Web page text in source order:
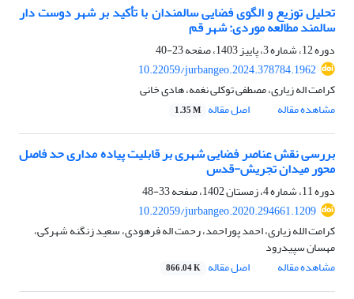
تحلیل توزیع و الگوی فضایی سالمندان با تأکید بر شهر دوست دار
سالمند مطالعه موردی: شهر قم
دوره 12، شماره 3، پاییز 1403، صفحه
23-40
10.22059/jurbangeo.2024.378784.1962
کرامت اله زیاری، مصطفی توکلی نغمه، هادی خانی
مشاهده مقاله
اصل مقاله 1.35 M
بررسی نقش عناصر فضایی شهری بر قابلیت پیاده مداری حد فاصل
محور میدان تجریش-قدس
دوره 11، شماره 4، زمستان 1402، صفحه
33-48
10.22059/jurbangeo.2020.294661.1209
کرامت الله زیاری، احمد پوراحمد، رحمت اله فرهودی، سعید زنگنه شهرکی،
مهسان سپیدرود
مشاهده مقاله
اصل مقاله 866.04 K